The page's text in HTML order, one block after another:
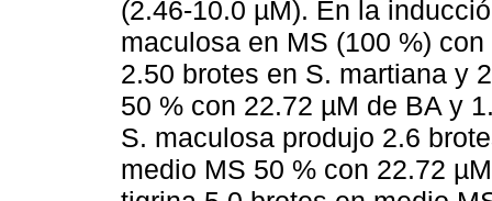
(2.46-10.0 µM). En la
maculosa en MS (100 %)
2.50 brotes en S. martiana y
50 % con 22.72 µM de BA y
S. maculosa produjo 2.6
medio MS 50 % con 22.72